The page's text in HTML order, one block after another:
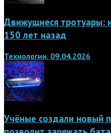
Движущиеся тротуары:
150 лет назад
Технологии, 09.04.2026
Учёные создали новый